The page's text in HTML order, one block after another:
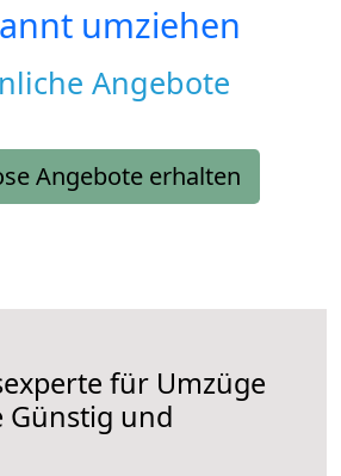
umziehen
Angebote
Angebote erhalten
für Umzüge
Günstig und